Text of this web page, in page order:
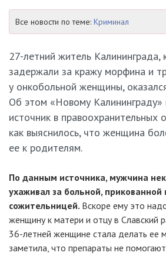
Все новости по теме: Криминал
27-летний житель Калининграда,
задержали за кражу морфина и
у онкобольной женщины,
Об этом «Новому
источник в правоохранительных
как выяснилось, что женщина
ее к родителям.
По данным источника, мужчина
ухаживал за больной, прикованной
сожительницей. Вскоре ему это
женщину к матери и отцу в Славский
36-летней женщине стала делать ее
заметила, что препараты не